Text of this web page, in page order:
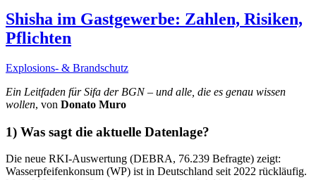
Shisha im Gastgewerbe: Zahlen, Risiken,
Pflichten
Explosions- & Brandschutz
Ein Leitfaden für Sifa der BGN – und alle, die es genau wissen
wollen, von Donato Muro
1) Was sagt die aktuelle Datenlage?
Die neue RKI‑Auswertung (DEBRA, 76.239 Befragte) zeigt:
Wasserpfeifenkonsum (WP) ist in Deutschland seit 2022 rückläufig.